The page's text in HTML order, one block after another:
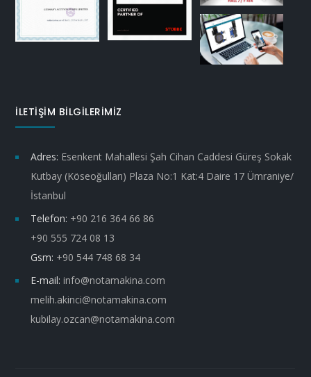
İLETİŞİM BİLGİLERİMİZ
Adres: Esenkent Mahallesi Şah Cihan Caddesi Güreş Sokak
Kutbay (Köseoğulları) Plaza No:1 Kat:4 Daire 17 Ümraniye/
İstanbul
Telefon: +90 216 364 66 86
+90 555 724 08 13
Gsm: +90 544 748 68 34
E-mail: info@notamakina.com
melih.akinci@notamakina.com
kubilay.ozcan@notamakina.com